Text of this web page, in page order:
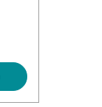
ein
Gib den